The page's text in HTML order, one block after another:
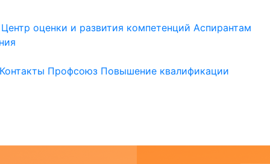
Центр оценки и развития компетенций Аспирантам
Контакты Профсоюз Повышение квалификации